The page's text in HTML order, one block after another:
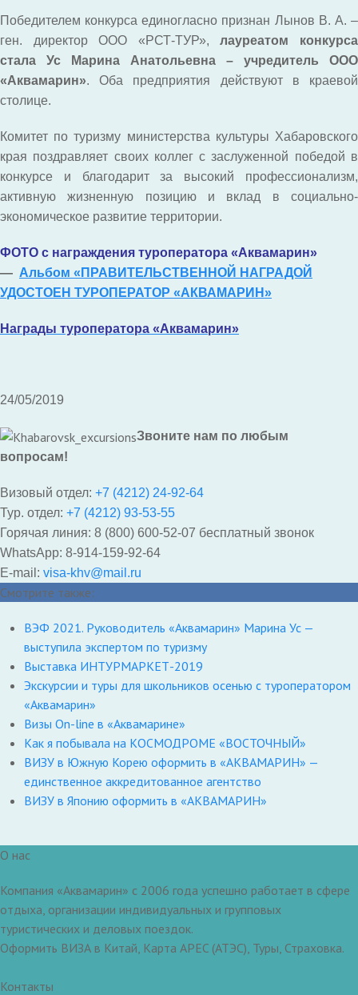
Победителем конкурса единогласно признан Лынов В. А. –
ген. директор ООО «РСТ-ТУР»,лауреатом конкурса
стала Ус Марина Анатольевна – учредитель ООО
«Аквамарин». Оба предприятия действуют в краевой
столице.
Комитет по туризму министерства культуры Хабаровского
края поздравляет своих коллег с заслуженной победой в
конкурсе и благодарит за высокий профессионализм,
активную жизненную позицию и вклад в социально-
экономическое развитие территории.
ФОТО с награждения туроператора «Аквамарин»
— Альбом «ПРАВИТЕЛЬСТВЕННОЙ НАГРАДОЙ
УДОСТОЕН ТУРОПЕРАТОР «АКВАМАРИН»
Награды туроператора «Аквамарин»
24/05/2019
Звоните нам по любым
вопросам!
Визовый отдел: +7 (4212) 24-92-64
Тур. отдел: +7 (4212) 93-53-55
Горячая линия: 8 (800) 600-52-07 бесплатный звонок
WhatsApp: 8-914-159-92-64
E-mail: visa-khv@mail.ru
Смотрите также:
ВЭФ 2021. Руководитель «Аквамарин» Марина Ус —
выступила экспертом по туризму
Выставка ИНТУРМАРКЕТ-2019
Экскурсии и туры для школьников осенью с туроператором
«Аквамарин»
Визы On-line в «Аквамарине»
Как я побывала на КОСМОДРОМЕ «ВОСТОЧНЫЙ»
ВИЗУ в Южную Корею оформить в «АКВАМАРИН» —
единственное аккредитованное агентство
ВИЗУ в Японию оформить в «АКВАМАРИН»
О нас
Компания «Аквамарин» с 2006 года успешно работает в сфере
отдыха, организации индивидуальных и групповых
туристических и деловых поездок.
Оформить ВИЗА в Китай, Карта APEC (АТЭС), Туры, Страховка.
Контакты